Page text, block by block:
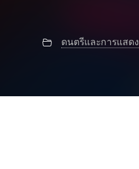
ดนตรีและการแสดง